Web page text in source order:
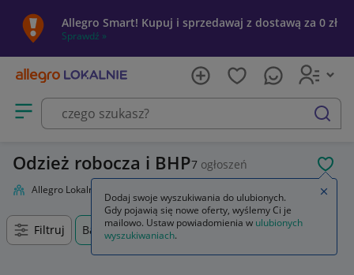
Allegro Smart! Kupuj i sprzedawaj z dostawą za 0 zł
Sprawdź »
Otwórz menu z kategoriami
szukaj
Odzież robocza i BHP7 ogłoszeń
Allegro Lokalnie Odzież robocza i BHP
Filtruj Barlinek, Zachodniopomorskie, +0 km
Dodaj swoje wyszukiwania do ulubionych.
Gdy pojawią się nowe oferty, wyślemy Ci je
mailowo. Ustaw powiadomienia w ulubionych
wyszukiwaniach.